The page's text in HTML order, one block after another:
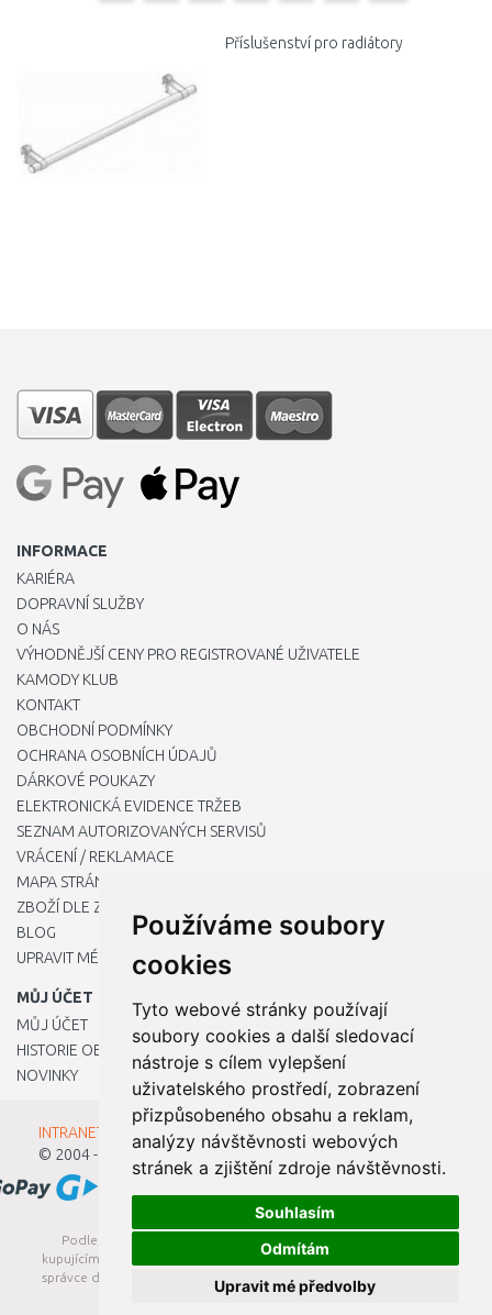
Používáme soubory
cookies
Tyto webové stránky používají
soubory cookies a další sledovací
nástroje s cílem vylepšení
uživatelského prostředí, zobrazení
přizpůsobeného obsahu a reklam,
analýzy návštěvnosti webových
stránek a zjištění zdroje návštěvnosti.
Souhlasím
Odmítám
Upravit mé předvolby
Příslušenství pro radiátory
INFORMACE
KARIÉRA
DOPRAVNÍ SLUŽBY
O NÁS
VÝHODNĚJŠÍ CENY PRO REGISTROVANÉ UŽIVATELE
KAMODY KLUB
KONTAKT
OBCHODNÍ PODMÍNKY
OCHRANA OSOBNÍCH ÚDAJŮ
DÁRKOVÉ POUKAZY
ELEKTRONICKÁ EVIDENCE TRŽEB
SEZNAM AUTORIZOVANÝCH SERVISŮ
VRÁCENÍ / REKLAMACE
MAPA STRÁNKY
ZBOŽÍ DLE ZNAČEK
BLOG
UPRAVIT MÉ PŘEDVOLBY COOKIES
MŮJ ÚČET
MŮJ ÚČET
HISTORIE OBJEDNÁVEK
NOVINKY
INTRANET - Přihlášení pro zaměstnance
© 2004 - 2026
Kamody s.r.o.
Podle zákona o evidenci tržeb je prodávající povinen vystavit
kupujícímu účtenku. Zároveň je povinen zaevidovat přijatou tržbu u
správce daně online; v případě technického výpadku pak nejpozději
do 48 hodin.